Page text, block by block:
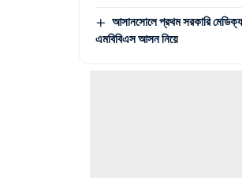
আসানসোলে প্রথম সরকারি
এমবিবিএস আসন নিয়ে